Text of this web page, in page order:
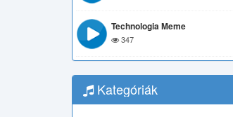
Technologia Meme
347
Kategóriák